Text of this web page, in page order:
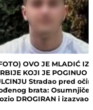
OVO JE MLADIĆ IZ
KOJI JE POGINUO
Stradao pred
brata:
DROGIRAN i izazvao